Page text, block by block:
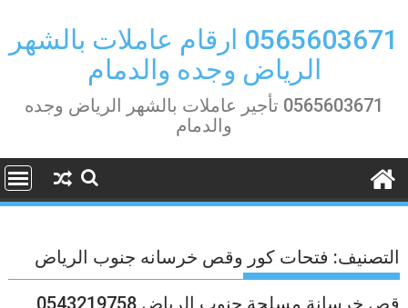
content
0565603671 ارقام عاملات بالشهر
الرياض وجده والدمام
0565603671 تأجير عاملات بالشهر الرياض وجده
والدمام
التصنيف: فتحات كور وقص خرسانه جنوب الرياض
قص خرسانة مسلحة جنوب الرياض 0543219758